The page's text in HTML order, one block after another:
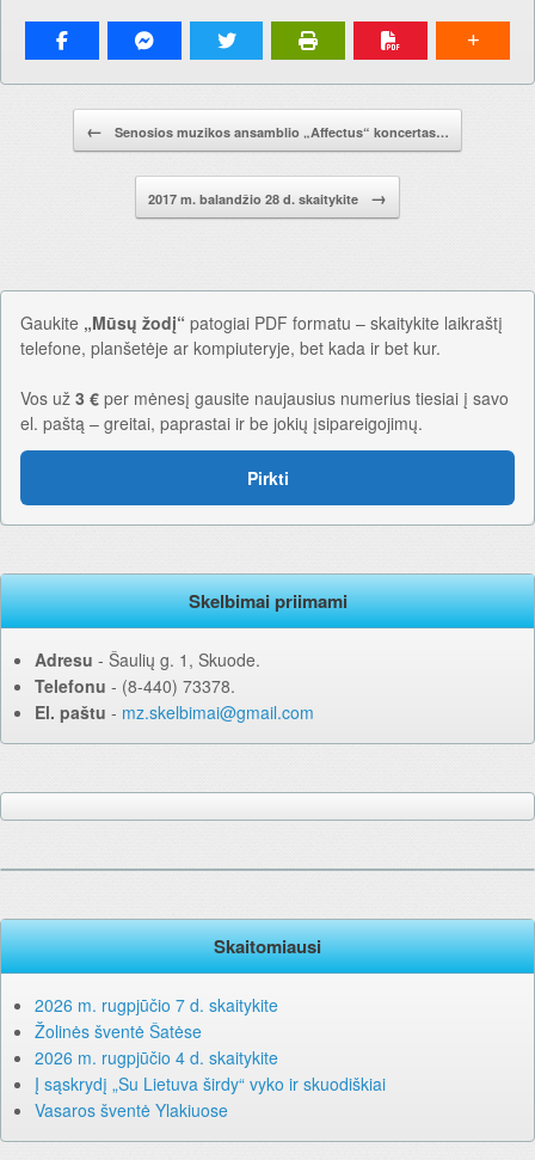
Pranešimo navigacija.
← Senosios muzikos ansamblio „Affectus“ koncertas…
2017 m. balandžio 28 d. skaitykite →
Gaukite „Mūsų žodį“ patogiai PDF formatu – skaitykite laikraštį
telefone, planšetėje ar kompiuteryje, bet kada ir bet kur.
Vos už 3 € per mėnesį gausite naujausius numerius tiesiai į savo
el. paštą – greitai, paprastai ir be jokių įsipareigojimų.
Pirkti
Skelbimai priimami
Adresu ‐ Šaulių g. 1, Skuode.
Telefonu ‐ (8-440) 73378.
El. paštu ‐ mz.skelbimai@gmail.com
Skaitomiausi
2026 m. rugpjūčio 7 d. skaitykite
Žolinės šventė Šatėse
2026 m. rugpjūčio 4 d. skaitykite
Į sąskrydį „Su Lietuva širdy“ vyko ir skuodiškiai
Vasaros šventė Ylakiuose